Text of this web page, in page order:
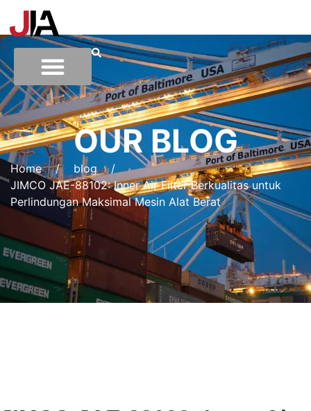
OUR BLOG
Home / blog
/
JIMCO JAE-88102: Inner Air Filter Berkualitas untuk
Perlindungan Maksimal Mesin Alat Berat